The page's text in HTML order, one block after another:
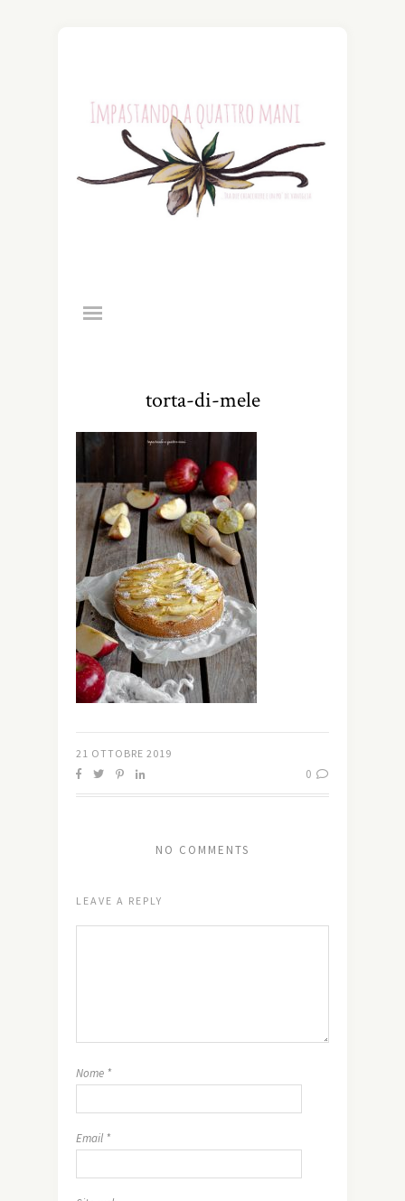
torta-di-mele
21 OTTOBRE 2019
0
NO COMMENTS
LEAVE A REPLY
Nome *
Email *